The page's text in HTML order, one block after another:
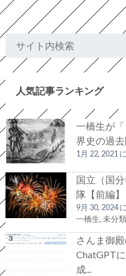
人気記事ランキング
一橋生が
界史の過去
1月 22, 2021
国立（国
隊【前編】
9月 30, 2024
一橋生,未分類
さんま御
ChatGPT
成...